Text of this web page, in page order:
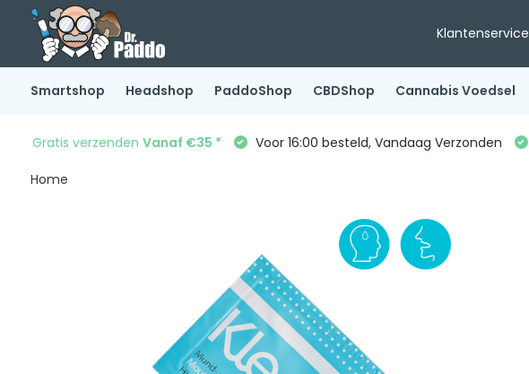
Klantenservice
Smartshop Headshop PaddoShop CBDShop Cannabis Voedsel
Gratis verzenden Vanaf €35 * Voor 16:00 besteld, Vandaag Verzonden
Home